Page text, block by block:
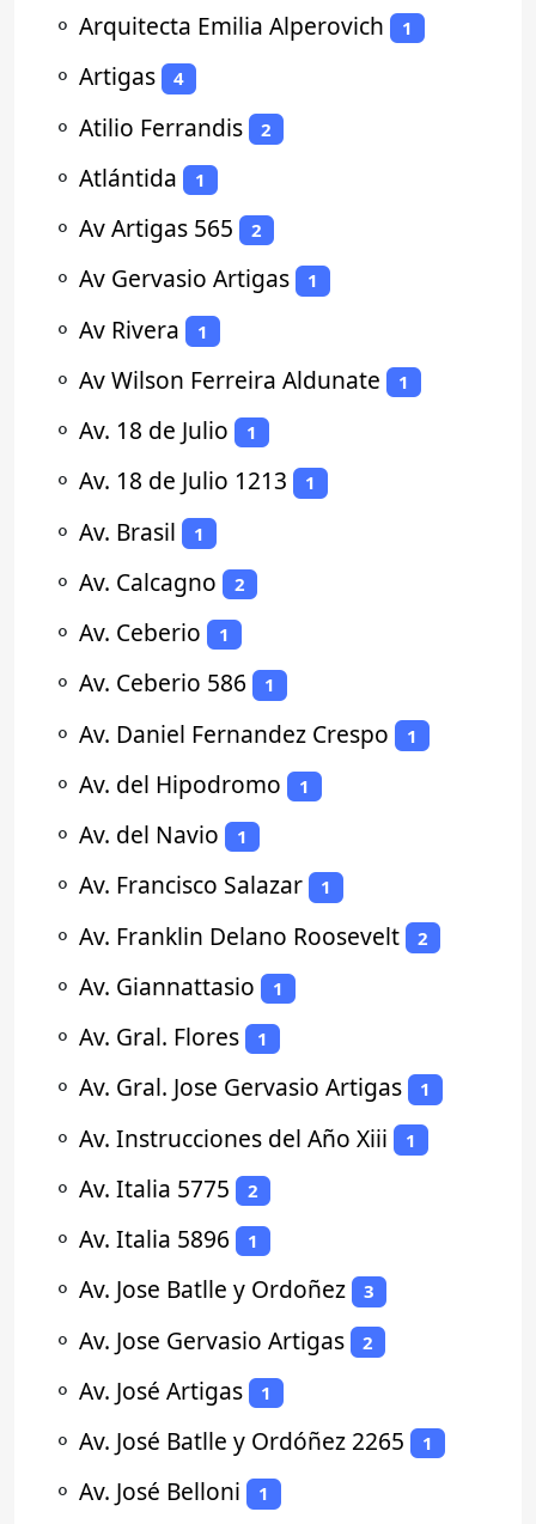
⚬ Arquitecta Emilia Alperovich 1
⚬ Artigas 4
⚬ Atilio Ferrandis 2
⚬ Atlántida 1
⚬ Av Artigas 565 2
⚬ Av Gervasio Artigas 1
⚬ Av Rivera 1
⚬ Av Wilson Ferreira Aldunate 1
⚬ Av. 18 de Julio 1
⚬ Av. 18 de Julio 1213 1
⚬ Av. Brasil 1
⚬ Av. Calcagno 2
⚬ Av. Ceberio 1
⚬ Av. Ceberio 586 1
⚬ Av. Daniel Fernandez Crespo 1
⚬ Av. del Hipodromo 1
⚬ Av. del Navio 1
⚬ Av. Francisco Salazar 1
⚬ Av. Franklin Delano Roosevelt 2
⚬ Av. Giannattasio 1
⚬ Av. Gral. Flores 1
⚬ Av. Gral. Jose Gervasio Artigas 1
⚬ Av. Instrucciones del Año Xiii 1
⚬ Av. Italia 5775 2
⚬ Av. Italia 5896 1
⚬ Av. Jose Batlle y Ordoñez 3
⚬ Av. Jose Gervasio Artigas 2
⚬ Av. José Artigas 1
⚬ Av. José Batlle y Ordóñez 2265 1
⚬ Av. José Belloni 1